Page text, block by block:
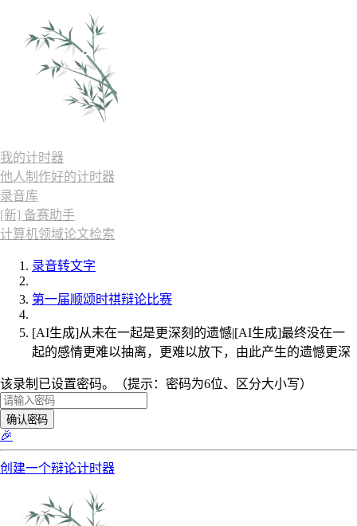
我的计时器
他人制作好的计时器
录音库
[新] 备赛助手
计算机领域论文检索
录音转文字
第一届顺颂时祺辩论比赛
[AI生成]从未在一起是更深刻的遗憾|[AI生成]最终没在一
起的感情更难以抽离，更难以放下，由此产生的遗憾更深
该录制已设置密码。（提示：密码为6位、区分大小写）
确认密码
🎉
创建一个辩论计时器